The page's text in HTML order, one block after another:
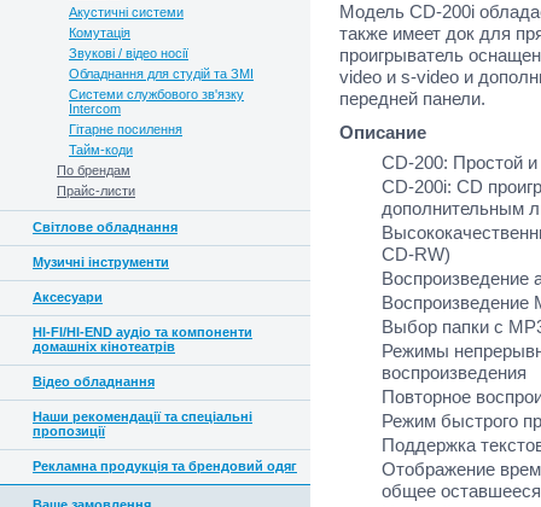
Акустичні системи
Комутація
Звукові / відео носії
Обладнання для студій та ЗМІ
Системи службового зв'язку
Intercom
Гітарне посилення
Тайм-коди
По брендам
Прайс-листи
Світлове обладнання
Музичні інструменти
Аксесуари
HI-FI/HI-END аудіо та компоненти
домашніх кінотеатрів
Відео обладнання
Наши рекомендації та спеціальні
пропозиції
Рекламна продукція та брендовий одяг
Модель CD-200i
также имеет док для
проигрыватель
video и s-video и
передней панели.
Описание
CD-200: Простой
CD-200i: CD
дополнительным
CD-RW)
Воспроизведение
Воспроизведение
Выбор папки с
Режимы
воспроизведения
Повторное
Режим быстрого
Поддержка
Отображение
общее